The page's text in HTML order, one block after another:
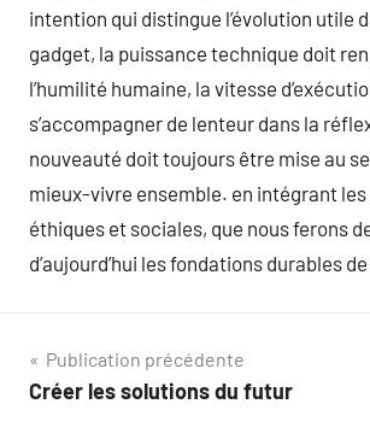
intention qui distingue l’évolution utile
gadget, la puissance technique doit
l’humilité humaine, la vitesse
s’accompagner de lenteur dans la
nouveauté doit toujours être mise au
mieux-vivre ensemble. en intégrant
éthiques et sociales, que nous ferons
d’aujourd’hui les fondations durables
Navigation
de
Publication précédente
Créer les solutions du futur